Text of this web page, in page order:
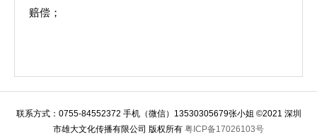
赔偿；
联系方式：0755-84552372 手机（微信）13530305679张小姐 ©2021 深圳
市雄大文化传播有限公司 版权所有 粤ICP备17026103号